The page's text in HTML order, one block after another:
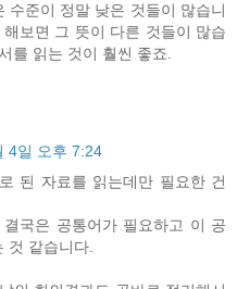
수준이 정말 낮은 것들이 많습니
보면 그 뜻이 다른 것들이 많습
를 읽는 것이 훨씬 좋죠.
4일 오후 7:24
된 자료를 읽는데만 필요한 건
국은 공통어가 필요하고 이 공
것 같습니다.